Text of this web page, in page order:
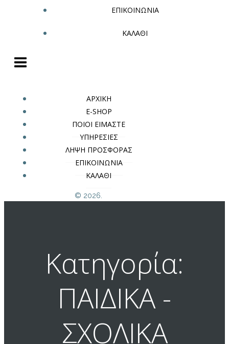
ΕΠΙΚΟΙΝΩΝΙΑ
ΚΑΛΑΘΙ
ΑΡΧΙΚΗ
E-SHOP
ΠΟΙΟΙ ΕΙΜΑΣΤΕ
ΥΠΗΡΕΣΙΕΣ
ΛΗΨΗ ΠΡΟΣΦΟΡΑΣ
ΕΠΙΚΟΙΝΩΝΙΑ
ΚΑΛΑΘΙ
© 2026.
Κατηγορία:
ΠΑΙΔΙΚΑ -
ΣΧΟΛΙΚΑ